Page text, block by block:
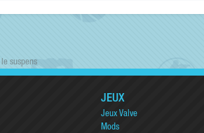
suspens
JEUX
Jeux Valve
Mods